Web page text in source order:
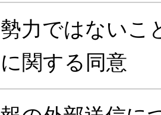
力ではないこ
関する同意